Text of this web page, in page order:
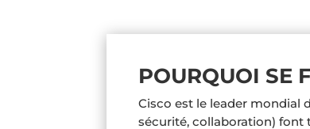
POURQUOI SE
Cisco est le leader mondial
sécurité, collaboration) font